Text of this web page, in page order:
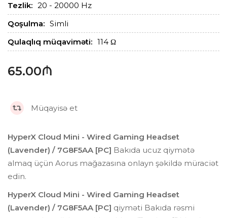
Tezlik: 20 - 20000 Hz
Qoşulma: Simli
Qulaqlıq müqaviməti: 114 Ω
65.00₼
Müqayisə et
HyperX Cloud Mini - Wired Gaming Headset
(Lavender) / 7G8F5AA [PC] Bakıda ucuz qiymətə
almaq üçün Aorus mağazasına onlayn şəkildə müraciət
edin.
HyperX Cloud Mini - Wired Gaming Headset
(Lavender) / 7G8F5AA [PC] qiyməti Bakıda rəsmi